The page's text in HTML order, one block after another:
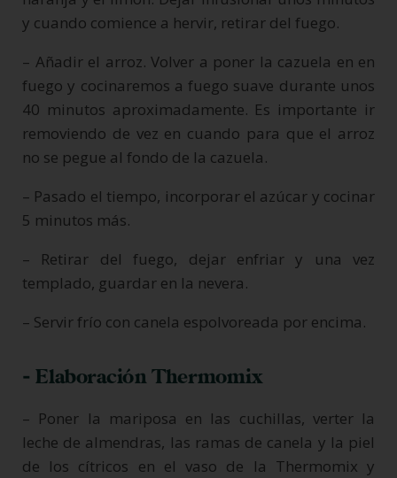
y cuando comience a hervir, retirar del fuego.
– Añadir el arroz. Volver a poner la cazuela en en
fuego y cocinaremos a fuego suave durante unos
40 minutos aproximadamente. Es importante ir
removiendo de vez en cuando para que el arroz
no se pegue al fondo de la cazuela.
– Pasado el tiempo, incorporar el azúcar y cocinar
5 minutos más.
– Retirar del fuego, dejar enfriar y una vez
templado, guardar en la nevera.
– Servir frío con canela espolvoreada por encima.
- Elaboración Thermomix
– Poner la mariposa en las cuchillas, verter la
leche de almendras, las ramas de canela y la piel
de los cítricos en el vaso de la Thermomix y